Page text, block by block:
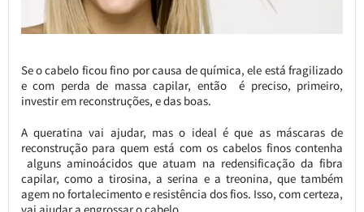
Se o cabelo ficou fino por causa de química, ele está fragilizado
e com perda de massa capilar, então é preciso, primeiro,
investir em reconstruções, e das boas.
A queratina vai ajudar, mas o ideal é que as máscaras de
reconstrução para quem está com os cabelos finos contenha
alguns aminoácidos que atuam na redensificação da fibra
capilar, como a tirosina, a serina e a treonina, que também
agem no fortalecimento e resistência dos fios. Isso, com certeza,